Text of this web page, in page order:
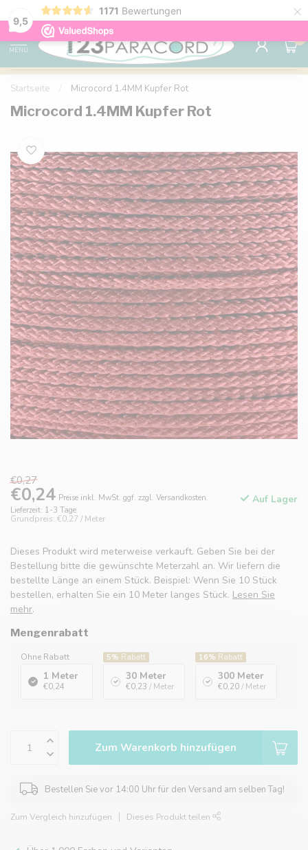
9,5
1171 Bewertungen ×
Kostenlose Lieferung nach Hause ab 150 €
MENU
0
Startseite Microcord 1.4MM Kupfer Rot
Microcord 1.4MM Kupfer Rot
€0,27
€0,24 Preise inkl. MwSt. ggf. zzgl. Versandkosten.
Lieferzeit: 1-3 Tage
Grundpreis: €0,27 / Meter
Auf Lager
Dieses Produkt wird meterweise verkauft. Geben Sie bei der
Bestellung bitte die gewünschte Meterzahl an. Wir liefern die
bestellte Länge an einem Stück. Beispiel: Wenn Sie 10 Stück
bestellen, erhalten Sie ein 10 Meter langes Stück. Lesen Sie
mehr.
Mengenrabatt
Ohne Rabatt
1 Meter
€0,24
5% Rabatt
30 Meter
€0,23 / Meter
16% Rabatt
300 Meter
€0,20/ Meter
Zum Warenkorb hinzufügen
Bestellen Sie vor 14:00 Uhr für den Versand am selben Tag!
Zum Vergleich hinzufügen Dieses Produkt teilen